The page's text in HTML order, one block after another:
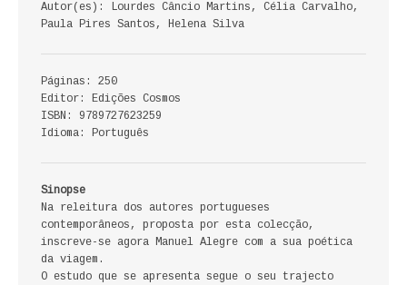
ENSINO
ANÁLISE DA ACÇÃO EDUCATIVA
COLEÇÃO PONTO DE INTERROGAÇÃO
COLEÇÃO PONTO E VÍRGULA
HISTÓRIA DE PORTUGAL
PRÉ-HISTÓRIA
Autor(es): Lourdes Câncio Martins, Célia Carvalho,
Paula Pires Santos, Helena Silva
Páginas: 250
Editor: Edições Cosmos
ISBN: 9789727623259
Idioma: Português
Sinopse
Na releitura dos autores portugueses
contemporâneos, proposta por esta colecção,
inscreve-se agora Manuel Alegre com a sua poética
da viagem.
O estudo que se apresenta segue o seu trajecto